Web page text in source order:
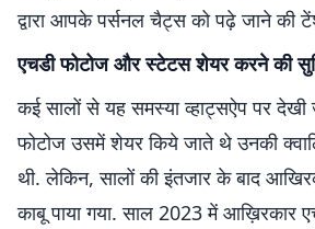
द्वारा आपके पर्सनल चैट्स को पढ़े जाने की
एचडी फोटोज और स्टेटस शेयर करने की
कई सालों से यह समस्या व्हाट्सऐप पर देखी
फोटोज उसमें शेयर किये जाते थे उनकी
थी. लेकिन, सालों की इंतजार के बाद
काबू पाया गया. साल 2023 में आख़िरकार